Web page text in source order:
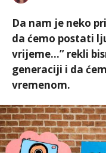
Da nam je neko
da ćemo postati
vrijeme…” rekli
generaciji i da
vremenom.